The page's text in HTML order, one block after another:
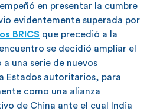
en presentar la cumbre
evidentemente superada por
BRICS que precedió a la
se decidió ampliar el
una serie de nuevos
Estados autoritarios, para
como una alianza
de China ante el cual India